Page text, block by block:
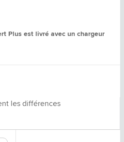
Plus est livré avec un chargeur
les différences